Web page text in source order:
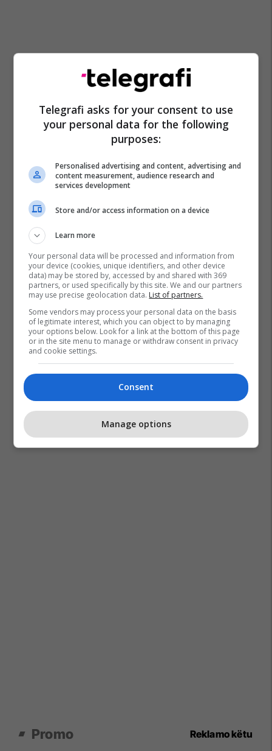
Susan Sarandon
Promo Reklamo këtu
Telegrafi asks for your consent to use
your personal data for the following
purposes:
Personalised advertising and content, advertising and
content measurement, audience research and
services development
Store and/or access information on a device
Learn more
Your personal data will be processed and information from
your device (cookies, unique identifiers, and other device
data) may be stored by, accessed by and shared with 369
partners, or used specifically by this site. We and our partners
may use precise geolocation data. List of partners.
Some vendors may process your personal data on the basis
of legitimate interest, which you can object to by managing
your options below. Look for a link at the bottom of this page
or in the site menu to manage or withdraw consent in privacy
and cookie settings.
Consent
Manage options